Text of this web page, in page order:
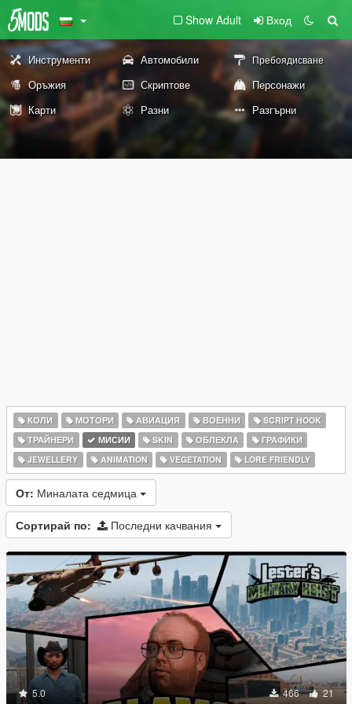
Show Adult Вход
Инструменти Автомобили Пребоядисване
Оръжия Скриптове
Персонажи
Карти
Разни Разгърни
КОЛИ МОТОРИ АВИАЦИЯ ВОЕННИ
SCRIPT HOOK
ТРАЙНЕРИ
МИСИИ SKIN ОБЛЕКЛА
ГРАФИКИ
JEWELLERY
ANIMATION VEGETATION LORE FRIENDLY
От: Миналата седмица
Сортирай по: Последни качвания
5.0 466 21